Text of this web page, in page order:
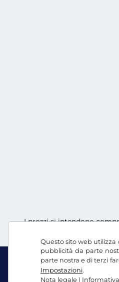
Questo sito web utilizza
pubblicità da parte
parte nostra e di terzi
Impostazioni.
Nota legale |
I prezzi si intendono